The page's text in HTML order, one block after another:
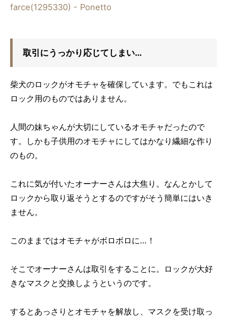
farce(1295330) - Ponetto
取引にうっかり応じてしまい…
柴犬のロックがオモチャを確保しています。でもこれは
ロック用のものではありません。
人間の妹ちゃんが大切にしているオモチャだったので
す。しかも子供用のオモチャにしてはかなり繊細な作り
のもの。
これに気が付いたオーナーさんは大焦り。なんとかして
ロックから取り返そうとするのですがそう簡単にはいき
ません。
このままではオモチャがボロボロに…！
そこでオーナーさんは取引をすることに。ロックが大好
きなマスクと交換しようというのです。
するとあっさりとオモチャを解放し、マスクを受け取っ